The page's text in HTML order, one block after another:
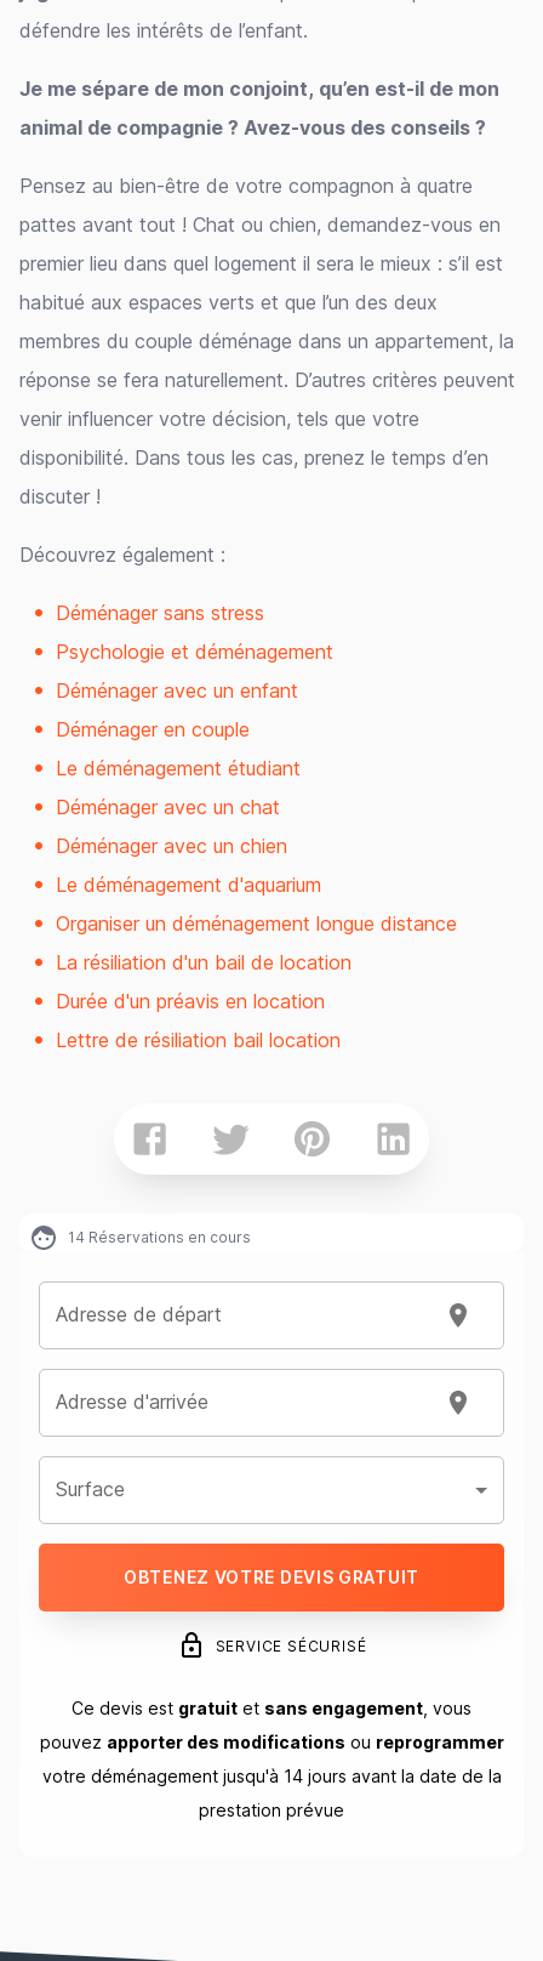
défendre les intérêts de l’enfant.
Je me sépare de mon conjoint, qu’en est-il de mon
animal de compagnie ? Avez-vous des conseils ?
Pensez au bien-être de votre compagnon à quatre
pattes avant tout ! Chat ou chien, demandez-vous en
premier lieu dans quel logement il sera le mieux : s’il est
habitué aux espaces verts et que l’un des deux
membres du couple déménage dans un appartement, la
réponse se fera naturellement. D’autres critères peuvent
venir influencer votre décision, tels que votre
disponibilité. Dans tous les cas, prenez le temps d’en
discuter !
Découvrez également :
Déménager sans stress
Psychologie et déménagement
Déménager avec un enfant
Déménager en couple
Le déménagement étudiant
Déménager avec un chat
Déménager avec un chien
Le déménagement d'aquarium
Organiser un déménagement longue distance
La résiliation d'un bail de location
Durée d'un préavis en location
Lettre de résiliation bail location
14 Réservations en cours
Adresse de départ
Adresse d'arrivée
Surface
OBTENEZ VOTRE DEVIS GRATUIT
SERVICE SÉCURISÉ
Ce devis est gratuit et sans engagement , vous
pouvez apporter des modifications ou reprogrammer
votre déménagement jusqu'à 14 jours avant la date de la
prestation prévue